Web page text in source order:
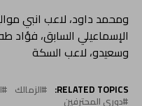
الإسماعيلي السابق، فؤاد
وسعيدو، لاعب السكة
RELATED TOPICS: الزمالك
دوري المحترفين